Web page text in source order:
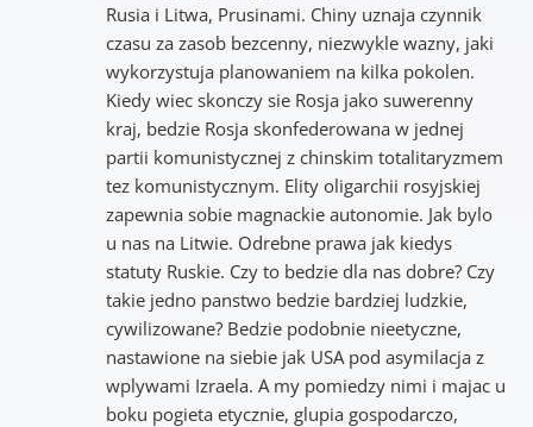
Rusia i Litwa, Prusinami. Chiny uznaja czynnik
czasu za zasob bezcenny, niezwykle wazny, jaki
wykorzystuja planowaniem na kilka pokolen.
Kiedy wiec skonczy sie Rosja jako suwerenny
kraj, bedzie Rosja skonfederowana w jednej
partii komunistycznej z chinskim totalitaryzmem
tez komunistycznym. Elity oligarchii rosyjskiej
zapewnia sobie magnackie autonomie. Jak bylo
u nas na Litwie. Odrebne prawa jak kiedys
statuty Ruskie. Czy to bedzie dla nas dobre? Czy
takie jedno panstwo bedzie bardziej ludzkie,
cywilizowane? Bedzie podobnie nieetyczne,
nastawione na siebie jak USA pod asymilacja z
wplywami Izraela. A my pomiedzy nimi i majac u
boku pogieta etycznie, glupia gospodarczo,